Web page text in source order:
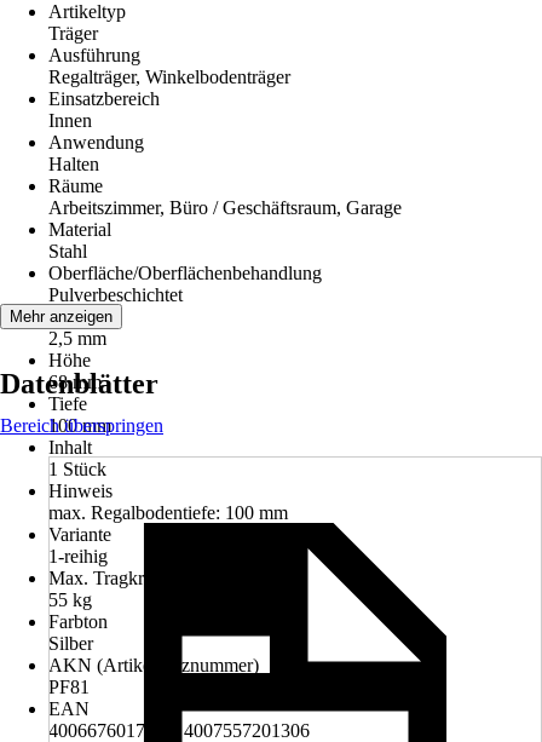
Artikeltyp
Träger
Ausführung
Regalträger, Winkelbodenträger
Einsatzbereich
Innen
Anwendung
Halten
Räume
Arbeitszimmer, Büro / Geschäftsraum, Garage
Material
Stahl
Oberfläche/Oberflächenbehandlung
Pulverbeschichtet
Breite
2,5 mm
Höhe
68 mm
Tiefe
100 mm
Inhalt
1 Stück
Hinweis
max. Regalbodentiefe: 100 mm
Variante
1-reihig
Max. Tragkraft
55 kg
Farbton
Silber
AKN (Artikelkurznummer)
PF81
EAN
4006676017560, 4007557201306
Mehr anzeigen
Datenblätter
Bereich überspringen